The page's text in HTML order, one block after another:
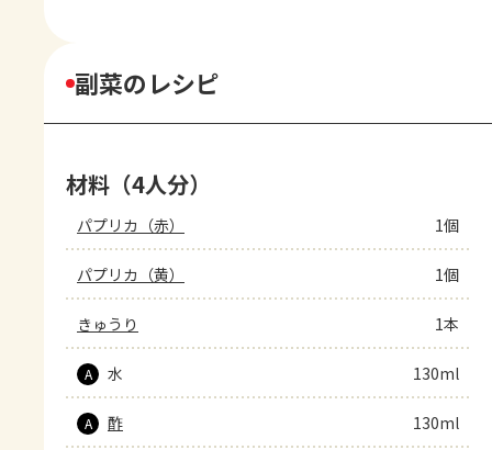
副菜のレシピ
材料（4人分）
パプリカ（赤） 1個
パプリカ（黄） 1個
きゅうり 1本
A 水 130ml
A 酢 130ml